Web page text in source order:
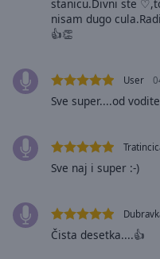
Fullscreen
modal
window.
dialog
Escape
will
stanicu.Divni ste
nisam dugo
👍👏
User
Sve super....od
Sve naj i super :-)
Čista desetka....👍